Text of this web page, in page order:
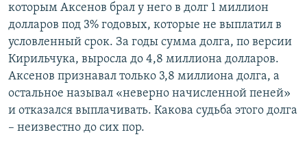
которым Аксенов брал у него в долг 1 миллион
долларов под 3% годовых, которые не выплатил в
условленный срок. За годы сумма долга, по версии
Кирильчука, выросла до 4,8 миллиона долларов.
Аксенов признавал только 3,8 миллиона долга, а
остальное называл «неверно начисленной пеней»
и отказался выплачивать. Какова судьба этого долга
– неизвестно до сих пор.